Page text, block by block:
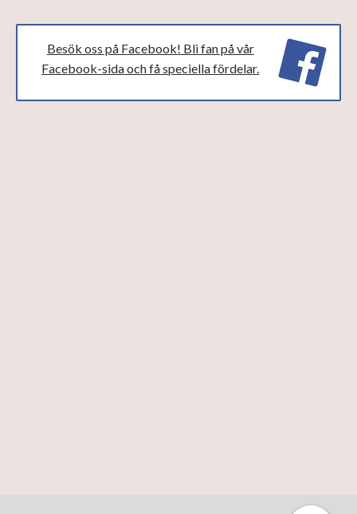
Besök oss på Facebook! Bli fan på vår
Facebook-sida och få speciella fördelar.